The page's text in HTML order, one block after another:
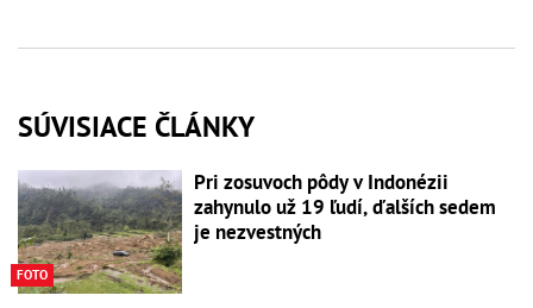
SÚVISIACE ČLÁNKY
FOTO
Pri zosuvoch pôdy v Indonézii
zahynulo už 19 ľudí, ďalších sedem
je nezvestných